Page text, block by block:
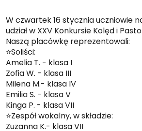
W czwartek 16 stycznia uczniowie
udział w XXV Konkursie Kolęd i
Naszą placówkę reprezentowali:
⭐️Soliści:
Amelia T. - klasa I
Zofia W. - klasa III
Milena M.- klasa IV
Emilia S. - klasa V
Kinga P. - klasa VII
⭐️Zespół wokalny, w składzie:
Zuzanna K.- klasa VII